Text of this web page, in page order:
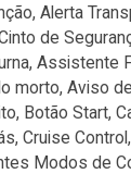
Alerta
de
Assistente
morto, Aviso
Botão Start,
Cruise
Modos de